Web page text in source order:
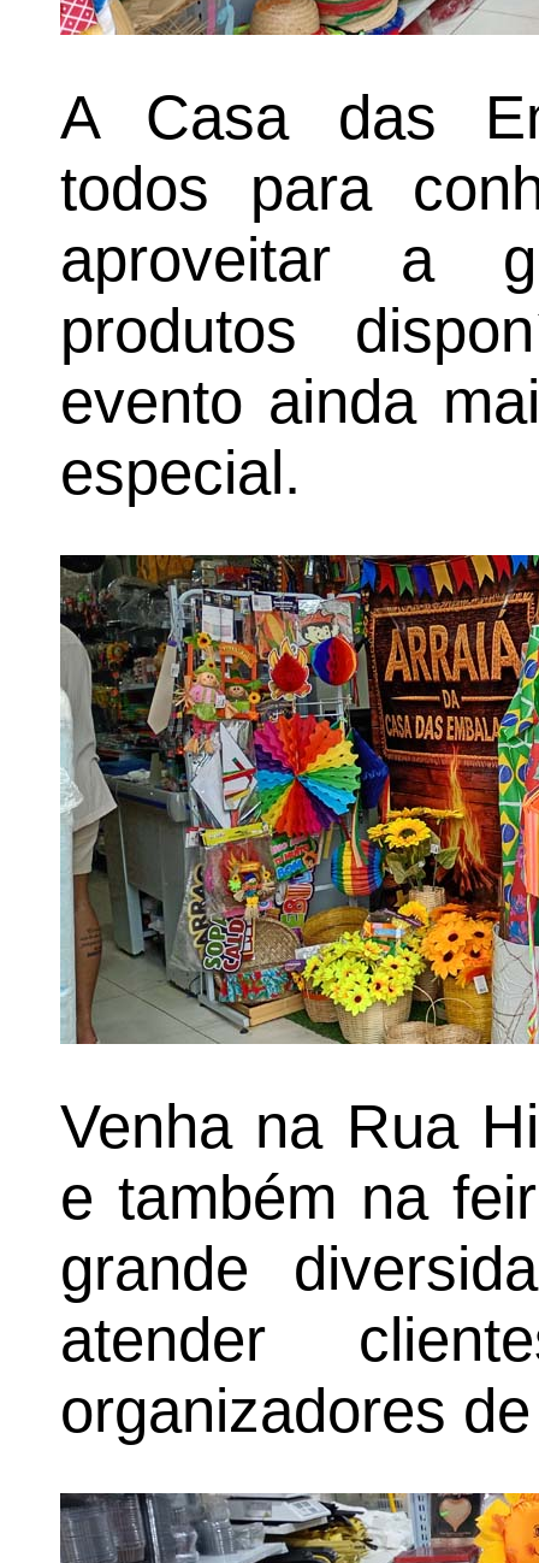
A Casa das
todos para
aproveitar a
produtos
evento ainda
especial.
Venha na Rua
e também na
grande
atender
organizadores